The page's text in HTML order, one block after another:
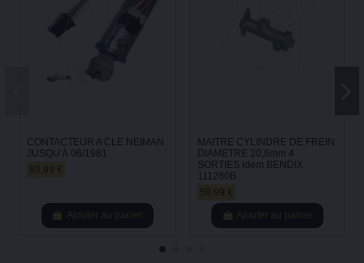
CONTACTEUR A CLE NEIMAN
JUSQU'À 06/1981
89,99 €
Ajouter au panier
MAITRE CYLINDRE DE FREIN
DIAMETRE 20,6mm 4
SORTIES idem BENDIX
111260B
59,99 €
Ajouter au panier